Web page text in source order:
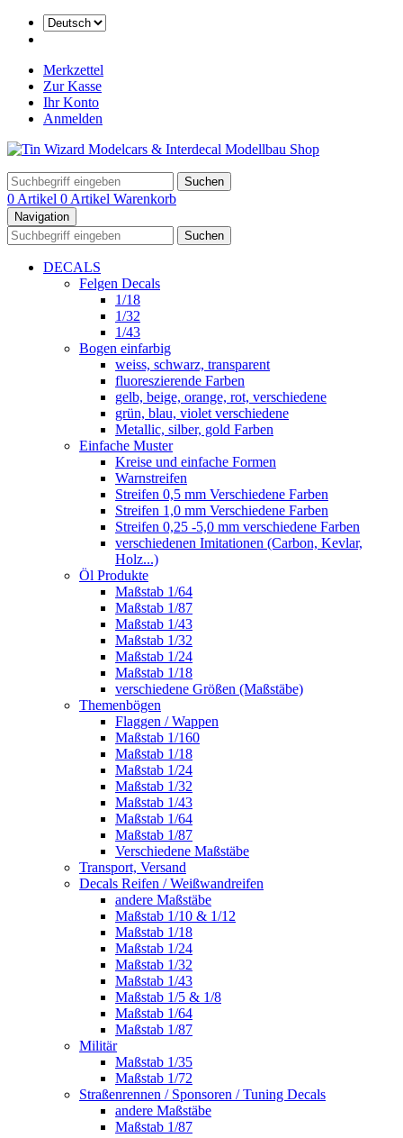
Merkzettel
Zur Kasse
Ihr Konto
Anmelden
Suchen
0 Artikel 0 Artikel Warenkorb
Navigation
Suchen
DECALS
Felgen Decals
1/18
1/32
1/43
Bogen einfarbig
weiss, schwarz, transparent
fluoreszierende Farben
gelb, beige, orange, rot, verschiedene
grün, blau, violet verschiedene
Metallic, silber, gold Farben
Einfache Muster
Kreise und einfache Formen
Warnstreifen
Streifen 0,5 mm Verschiedene Farben
Streifen 1,0 mm Verschiedene Farben
Streifen 0,25 -5,0 mm verschiedene Farben
verschiedenen Imitationen (Carbon, Kevlar,
Holz...)
Öl Produkte
Maßstab 1/64
Maßstab 1/87
Maßstab 1/43
Maßstab 1/32
Maßstab 1/24
Maßstab 1/18
verschiedene Größen (Maßstäbe)
Themenbögen
Flaggen / Wappen
Maßstab 1/160
Maßstab 1/18
Maßstab 1/24
Maßstab 1/32
Maßstab 1/43
Maßstab 1/64
Maßstab 1/87
Verschiedene Maßstäbe
Transport, Versand
Decals Reifen / Weißwandreifen
andere Maßstäbe
Maßstab 1/10 & 1/12
Maßstab 1/18
Maßstab 1/24
Maßstab 1/32
Maßstab 1/43
Maßstab 1/5 & 1/8
Maßstab 1/64
Maßstab 1/87
Militär
Maßstab 1/35
Maßstab 1/72
Straßenrennen / Sponsoren / Tuning Decals
andere Maßstäbe
Maßstab 1/87